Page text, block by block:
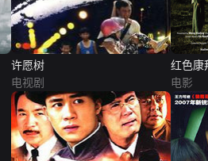
许愿树
电视剧
红色康
电影